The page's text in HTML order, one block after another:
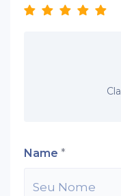
Name *